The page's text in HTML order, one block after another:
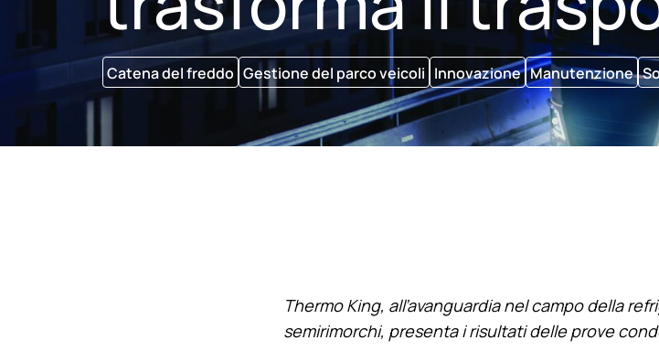
Catena del freddo Gestione del parco veicoli Innovazione Manutenzione
Thermo King, all’avanguardia nel campo della
semirimorchi, presenta i risultati delle prove